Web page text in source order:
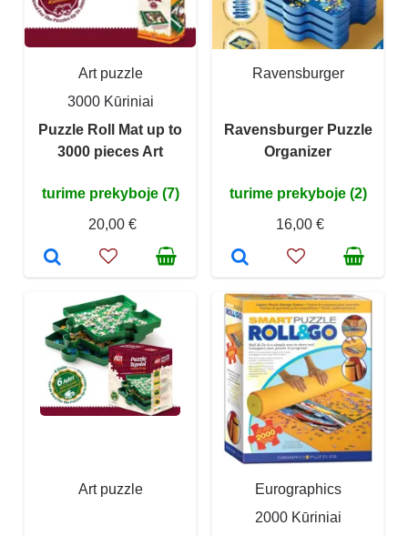
Art puzzle
3000 Kūriniai
Puzzle Roll Mat up to
3000 pieces Art
turime prekyboje (7)
20,00 €
Ravensburger
Ravensburger Puzzle
Organizer
turime prekyboje (2)
16,00 €
Art puzzle
Eurographics
2000 Kūriniai